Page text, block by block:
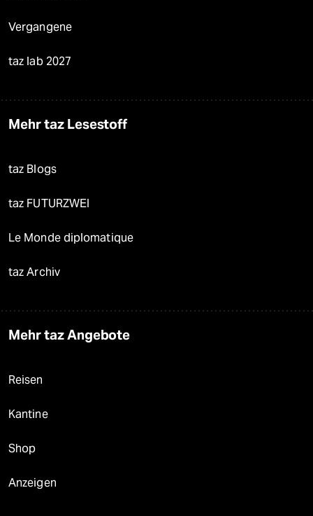
Vergangene
taz lab 2027
Mehr taz Lesestoff
taz Blogs
taz FUTURZWEI
Le Monde diplomatique
taz Archiv
Mehr taz Angebote
Reisen
Kantine
Shop
Anzeigen